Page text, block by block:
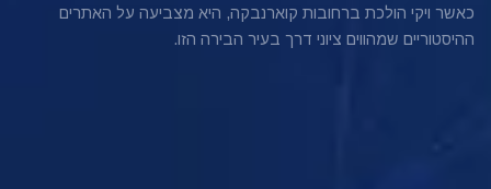
כאשר ויקי הולכת ברחובות קוארנבקה, היא מצביעה על האתרים
ההיסטוריים שמהווים ציוני דרך בעיר הבירה הזו.